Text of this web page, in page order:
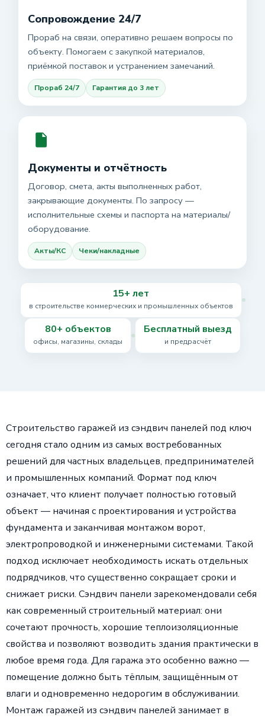
Сопровождение 24/7
Прораб на связи, оперативно решаем вопросы по
объекту. Помогаем с закупкой материалов,
приёмкой поставок и устранением замечаний.
Прораб 24/7 Гарантия до 3 лет
Документы и отчётность
Договор, смета, акты выполненных работ,
закрывающие документы. По запросу —
исполнительные схемы и паспорта на материалы/
оборудование.
Акты/КС Чеки/накладные
15+ лет
в строительстве коммерческих и промышленных объектов
80+ объектов
офисы, магазины, склады
Бесплатный выезд
и предрасчёт
Строительство гаражей из сэндвич панелей под ключ
сегодня стало одним из самых востребованных
решений для частных владельцев, предпринимателей
и промышленных компаний. Формат под ключ
означает, что клиент получает полностью готовый
объект — начиная с проектирования и устройства
фундамента и заканчивая монтажом ворот,
электропроводкой и инженерными системами. Такой
подход исключает необходимость искать отдельных
подрядчиков, что существенно сокращает сроки и
снижает риски. Сэндвич панели зарекомендовали себя
как современный строительный материал: они
сочетают прочность, хорошие теплоизоляционные
свойства и позволяют возводить здания практически в
любое время года. Для гаража это особенно важно —
помещение должно быть тёплым, защищённым от
влаги и одновременно недорогим в обслуживании.
Монтаж гаражей из сэндвич панелей занимает в